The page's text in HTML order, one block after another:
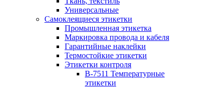
Универсальные
Самоклеящиеся этикетки
Промышленная этикетка
Маркировка провода и кабеля
Гарантийные наклейки
Термостойкие этикетки
Этикетки контроля
B-7511 Температурные
этикетки